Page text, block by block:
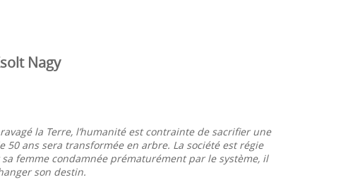
Nagy
la Terre, l’humanité est contrainte de sacrifier une
ans sera transformée en arbre. La société est régie
femme condamnée prématurément par le système, il
son destin.